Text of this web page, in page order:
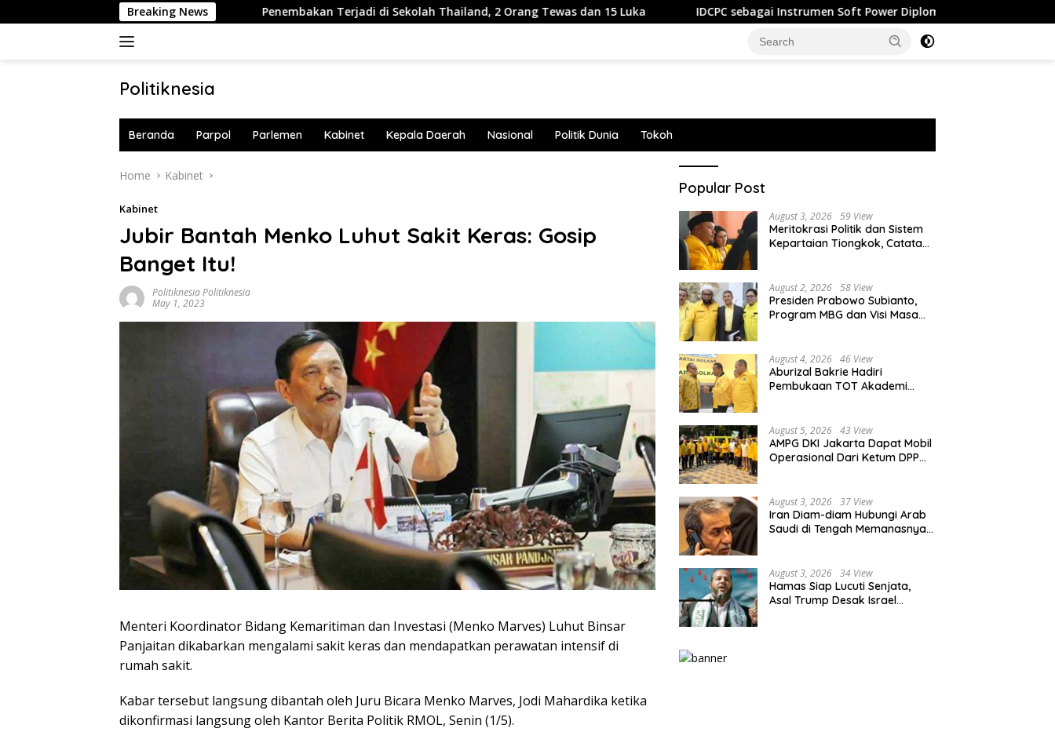
to
Breaking News
jika Diserang AS-Israel Penembakan Terjadi di Sekolah Thailand, 2 Orang Tewas dan 15 Luka IDCPC sebagai Instrumen Soft Power Diplomacy Tiongkok
Politiknesia
Beranda Parpol Parlemen Kabinet Kepala Daerah Nasional Politik Dunia Tokoh
Home Kabinet
Kabinet
Jubir Bantah Menko Luhut Sakit Keras: Gosip
Banget Itu!
Politiknesia Politiknesia
May 1, 2023
Menteri Koordinator Bidang Kemaritiman dan Investasi (Menko Marves) Luhut Binsar
Panjaitan dikabarkan mengalami sakit keras dan mendapatkan perawatan intensif di
rumah sakit.
Kabar tersebut langsung dibantah oleh Juru Bicara Menko Marves, Jodi Mahardika ketika
dikonfirmasi langsung oleh Kantor Berita Politik RMOL, Senin (1/5).
Popular Post
August 3, 2026 59 View
Meritokrasi Politik dan Sistem
Kepartaian Tiongkok, Catatan
August 2, 2026 58 View
Presiden Prabowo Subianto,
Program MBG dan Visi Masa
August 4, 2026 46 View
Aburizal Bakrie Hadiri
Pembukaan TOT Akademi
Berkualitas
August 5, 2026 43 View
AMPG DKI Jakarta Dapat Mobil
Operasional Dari Ketum DPP
August 3, 2026 37 View
Iran Diam-diam Hubungi Arab
Saudi di Tengah Memanasnya
August 3, 2026 34 View
Hamas Siap Lucuti Senjata,
Asal Trump Desak Israel